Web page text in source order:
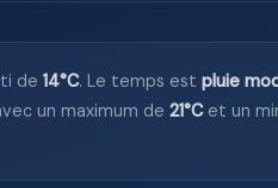
de 14°C. Le temps est pluie
un maximum de 21°Cet un